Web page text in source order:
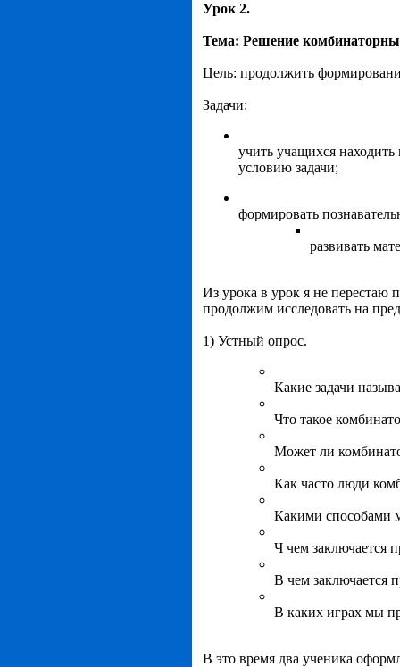
Урок 2.
Тема: Решение
Цель: продолжить
Задачи:
учить учащихся
условию задачи;
формировать
развивать
Из урока в урок я не перестаю
продолжим исследовать на
1) Устный опрос.
Какие задачи
Что такое
Может ли
Как часто люди
Какими способами
Ч чем заключается
В чем заключается
В каких играх мы
В это время два ученика